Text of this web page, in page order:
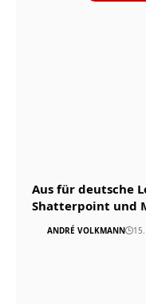
Aus für deutsche
Shatterpoint und
ANDRÉ VOLKMANN